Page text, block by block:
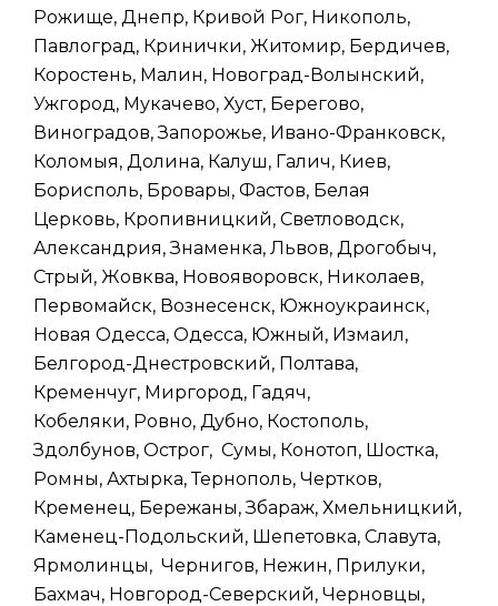
Рожище, Днепр, Кривой Рог, Никополь,
Павлоград, Кринички, Житомир, Бердичев,
Коростень, Малин, Новоград-Волынский,
Ужгород, Мукачево, Хуст, Берегово,
Виноградов, Запорожье, Ивано-Франковск,
Коломыя, Долина, Калуш, Галич, Киев,
Борисполь, Бровары, Фастов, Белая
Церковь, Кропивницкий, Светловодск,
Александрия, Знаменка, Львов, Дрогобыч,
Стрый, Жовква, Новояворовск, Николаев,
Первомайск, Вознесенск, Южноукраинск,
Новая Одесса, Одесса, Южный, Измаил,
Белгород-Днестровский, Полтава,
Кременчуг, Миргород, Гадяч,
Кобеляки, Ровно, Дубно, Костополь,
Здолбунов, Острог, Сумы, Конотоп, Шостка,
Ромны, Ахтырка, Тернополь, Чертков,
Кременец, Бережаны, Збараж, Хмельницкий,
Каменец-Подольский, Шепетовка, Славута,
Ярмолинцы, Чернигов, Нежин, Прилуки,
Бахмач, Новгород-Северский, Черновцы,